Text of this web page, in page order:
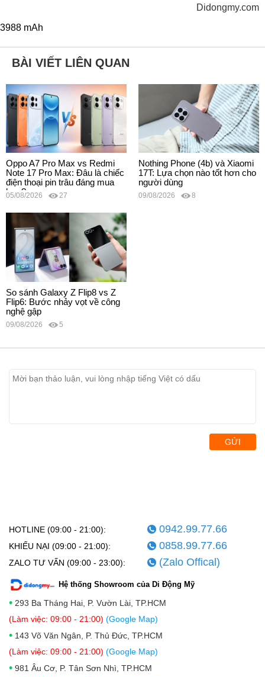
Didongmy.com
3988 mAh
BÀI VIẾT LIÊN QUAN
Oppo A7 Pro Max vs Redmi
Note 17 Pro Max: Đâu là chiếc
điện thoại pin trâu đáng mua
hơn?
05/08/2026 27
Nothing Phone (4b) và Xiaomi
17T: Lựa chọn nào tốt hơn cho
người dùng
09/08/2026 8
So sánh Galaxy Z Flip8 vs Z
Flip6: Bước nhảy vọt về công
nghệ gập
09/08/2026 5
GỬI
HOTLINE (09:00 - 21:00): 0942.99.77.66
KHIẾU NẠI (09:00 - 21:00): 0858.99.77.66
ZALO TƯ VẤN (09:00 - 23:00): (Zalo Offical)
Hệ thống Showroom của Di Động Mỹ
• 293 Ba Tháng Hai, P. Vườn Lài, TP.HCM
(Làm việc: 09:00 - 21:00) (Google Map)
• 143 Võ Văn Ngân, P. Thủ Đức, TP.HCM
(Làm việc: 09:00 - 21:00) (Google Map)
• 981 Âu Cơ, P. Tân Sơn Nhì, TP.HCM